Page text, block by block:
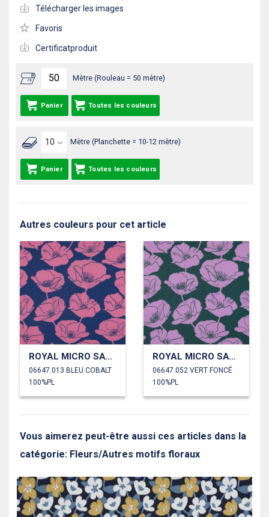
Mètre (Rouleau = 50 mètre)
Panier Toutes les couleurs
Mètre (Planchette = 10-12 mètre)
Panier Toutes les couleurs
Télécharger les images
Favoris
Certificatproduit
Autres couleurs pour cet article
ROYAL MICRO SATIN FLEURS
06647.013 BLEU COBALT
100%PL
ROYAL MICRO SATIN FLEURS
06647.052 VERT FONCÉ
100%PL
Vous aimerez peut-être aussi ces articles dans la
catégorie: Fleurs/Autres motifs floraux